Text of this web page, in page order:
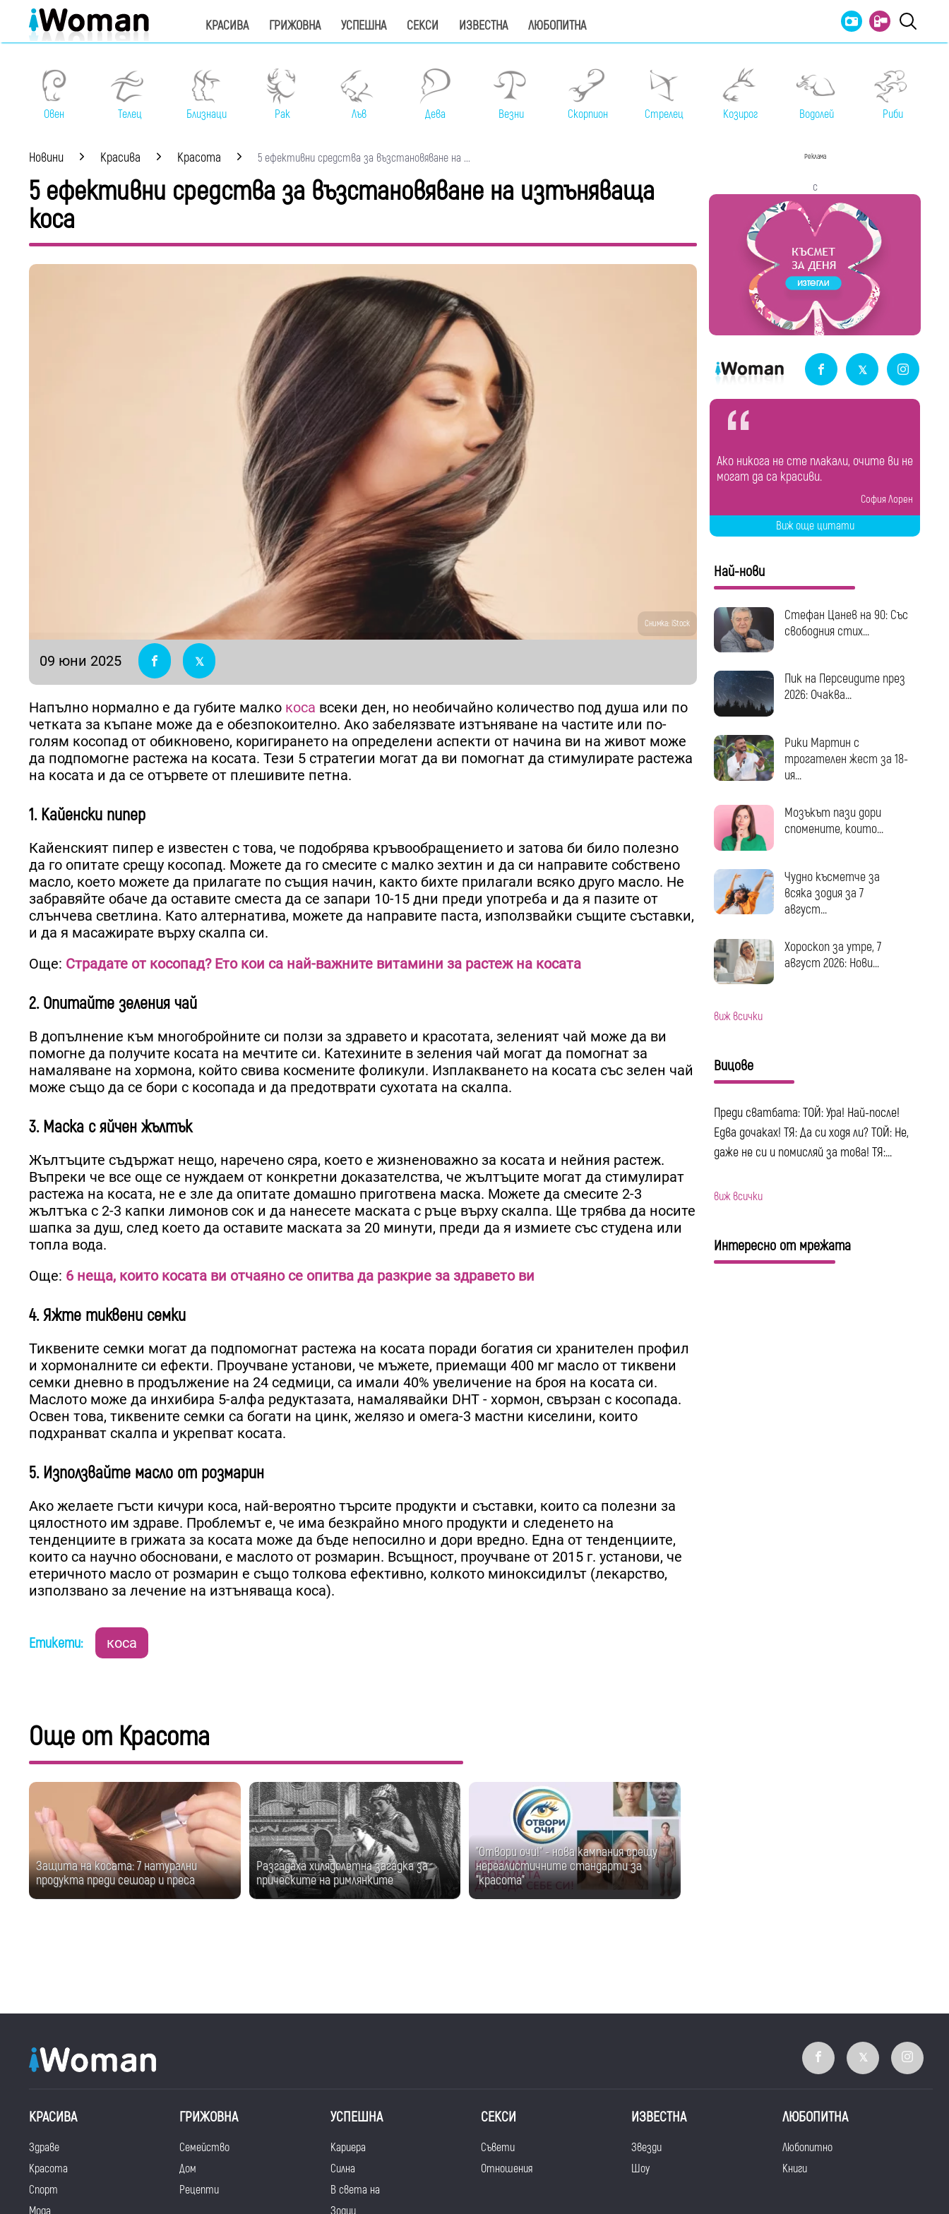
КРАСИВА ГРИЖОВНА УСПЕШНА СЕКСИ ИЗВЕСТНА ЛЮБОПИТНА
Овен Телец Близнаци Рак Лъв Дева Везни Скорпион Стрелец Козирог Водолей Риби
Новини Красива Красота 5 ефективни средства за възстановяване на ...
5 ефективни средства за възстановяване на изтъняваща
коса
Снимка: iStock
09 юни 2025
Напълно нормално е да губите малко коса всеки ден, но необичайно количество под душа или по
четката за къпане може да е обезпокоително. Ако забелязвате изтъняване на частите или по-
голям косопад от обикновено, коригирането на определени аспекти от начина ви на живот може
да подпомогне растежа на косата. Тези 5 стратегии могат да ви помогнат да стимулирате растежа
на косата и да се отървете от плешивите петна.
1. Кайенски пипер
Кайенският пипер е известен с това, че подобрява кръвообращението и затова би било полезно
да го опитате срещу косопад. Можете да го смесите с малко зехтин и да си направите собствено
масло, което можете да прилагате по същия начин, както бихте прилагали всяко друго масло. Не
забравяйте обаче да оставите сместа да се запари 10-15 дни преди употреба и да я пазите от
слънчева светлина. Като алтернатива, можете да направите паста, използвайки същите съставки,
и да я масажирате върху скалпа си.
Още: Страдате от косопад? Ето кои са най-важните витамини за растеж на косата
2. Опитайте зеления чай
В допълнение към многобройните си ползи за здравето и красотата, зеленият чай може да ви
помогне да получите косата на мечтите си. Катехините в зеления чай могат да помогнат за
намаляване на хормона, който свива космените фоликули. Изплакването на косата със зелен чай
може също да се бори с косопада и да предотврати сухотата на скалпа.
3. Маска с яйчен жълтък
Жълтъците съдържат нещо, наречено сяра, което е жизненоважно за косата и нейния растеж.
Въпреки че все още се нуждаем от конкретни доказателства, че жълтъците могат да стимулират
растежа на косата, не е зле да опитате домашно приготвена маска. Можете да смесите 2-3
жълтъка с 2-3 капки лимонов сок и да нанесете маската с ръце върху скалпа. Ще трябва да носите
шапка за душ, след което да оставите маската за 20 минути, преди да я измиете със студена или
топла вода.
Още: 6 неща, които косата ви отчаяно се опитва да разкрие за здравето ви
4. Яжте тиквени семки
Тиквените семки могат да подпомогнат растежа на косата поради богатия си хранителен профил
и хормоналните си ефекти. Проучване установи, че мъжете, приемащи 400 мг масло от тиквени
семки дневно в продължение на 24 седмици, са имали 40% увеличение на броя на косата си.
Маслото може да инхибира 5-алфа редуктазата, намалявайки DHT - хормон, свързан с косопада.
Освен това, тиквените семки са богати на цинк, желязо и омега-3 мастни киселини, които
подхранват скалпа и укрепват косата.
5. Използвайте масло от розмарин
Ако желаете гъсти кичури коса, най-вероятно търсите продукти и съставки, които са полезни за
цялостното им здраве. Проблемът е, че има безкрайно много продукти и следенето на
тенденциите в грижата за косата може да бъде непосилно и дори вредно. Една от тенденциите,
които са научно обосновани, е маслото от розмарин. Всъщност, проучване от 2015 г. установи, че
етеричното масло от розмарин е също толкова ефективно, колкото миноксидилът (лекарство,
използвано за лечение на изтъняваща коса).
Етикети: коса
Още от Красота
Защита на косата: 7 натурални
продукта преди сешоар и преса
Разгадаха хилядолетна загадка за
прическите на римлянките
"Отвори очи!" - нова кампания срещу
нереалистичните стандарти за
"красота"
Реклама
с
Ако никога не сте плакали, очите ви не
могат да са красиви.
София Лорен
Виж още цитати
Най-нови
Стефан Цанев на 90: Със
свободния стих...
Пик на Персеидите през
2026: Очаква...
Рики Мартин с
трогателен жест за 18-
ия...
Мозъкът пази дори
спомените, които...
Чудно късметче за
всяка зодия за 7
август...
Хороскоп за утре, 7
август 2026: Нови...
виж всички
Вицове
Преди сватбата: ТОЙ: Ура! Най-после!
Едва дочаках! ТЯ: Да си ходя ли? ТОЙ: Не,
даже не си и помисляй за това! ТЯ:...
виж всички
Интересно от мрежата
КРАСИВА
Здраве
Красота
Спорт
Мода
ГРИЖОВНА
Семейство
Дом
Рецепти
УСПЕШНА
Кариера
Силна
В света на
Зодии
СЕКСИ
Съвети
Отношения
ИЗВЕСТНА
Звезди
Шоу
ЛЮБОПИТНА
Любопитно
Книги